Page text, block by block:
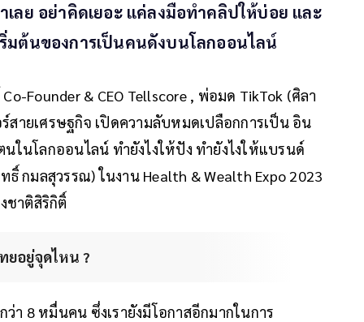
เลย อย่าคิดเยอะ แค่ลงมือทำคลิปให้บ่อย และ
มต้นของการเป็นคนดังบนโลกออนไลน์
Founder & CEO Tellscore , พ่อมด TikTok (ศิลา
ายเศรษฐกิจ เปิดความลับหมดเปลือกการเป็น อิน
ในโลกออนไลน์ ทำยังไงให้ปัง ทำยังไงให้แบรนด์
กมลสุวรรณ) ในงาน Health & Wealth Expo 2023
ชาติสิริกิติ์
ยอยู่จุดไหน ?
ว่า 8 หมื่นคน ซึ่งเรายังมีโอกาสอีกมากในการ